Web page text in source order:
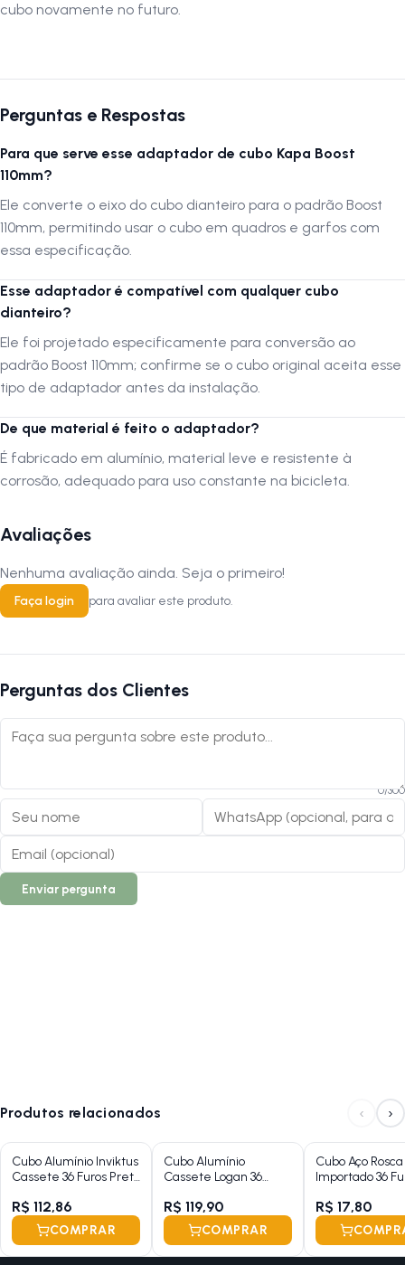
cubo novamente no futuro.
Perguntas e Respostas
Para que serve esse adaptador de cubo Kapa Boost
110mm?
Ele converte o eixo do cubo dianteiro para o padrão Boost
110mm, permitindo usar o cubo em quadros e garfos com
essa especificação.
Esse adaptador é compatível com qualquer cubo
dianteiro?
Ele foi projetado especificamente para conversão ao
padrão Boost 110mm; confirme se o cubo original aceita esse
tipo de adaptador antes da instalação.
De que material é feito o adaptador?
É fabricado em alumínio, material leve e resistente à
corrosão, adequado para uso constante na bicicleta.
Avaliações
Nenhuma avaliação ainda. Seja o primeiro!
Faça login para avaliar este produto.
Perguntas dos Clientes
0/300
Enviar pergunta
Produtos relacionados ‹ ›
Cubo Alumínio Inviktus
Cassete 36 Furos Preto
R$ 112,86
COMPRAR
Cubo Alumínio
Cassete Logan 36
Blocagem
R$ 119,90
COMPRAR
Cubo Aço Rosca
Importado 36
Preto )
R$ 17,80